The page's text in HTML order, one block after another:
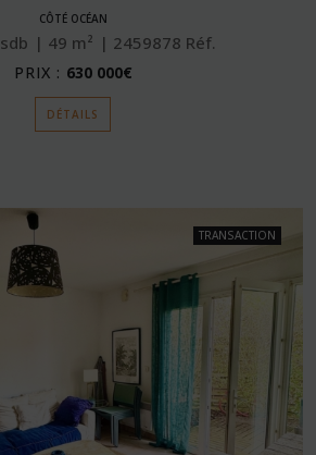
CÔTÉ OCÉAN
sdb 49 m² 2459878 Réf.
PRIX : 630 000€
DÉTAILS
TRANSACTION